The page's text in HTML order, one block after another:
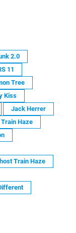
2.0
11
Tree
Kiss
Jack Herrer
Haze
Train Haze